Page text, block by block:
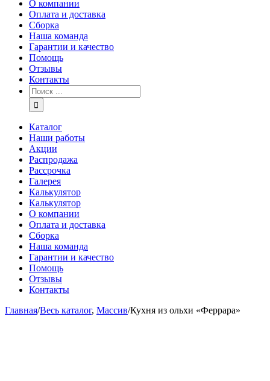
О компании
Оплата и доставка
Сборка
Наша команда
Гарантии и качество
Помощь
Отзывы
Контакты
Каталог
Наши работы
Акции
Распродажа
Рассрочка
Галерея
Калькулятор
Калькулятор
О компании
Оплата и доставка
Сборка
Наша команда
Гарантии и качество
Помощь
Отзывы
Контакты
Главная/Весь каталог, Массив/Кухня из ольхи «Феррара»